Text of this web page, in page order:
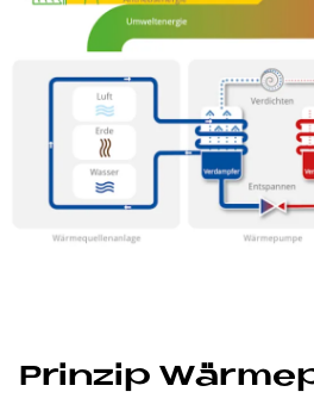
Prin­zip